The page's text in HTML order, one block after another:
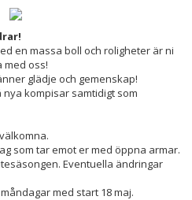
en massa boll och roligheter är ni
med oss!
glädje och gemenskap!
kompisar samtidigt som
som tar emot er med öppna armar.
Eventuella ändringar
med start 18 maj.